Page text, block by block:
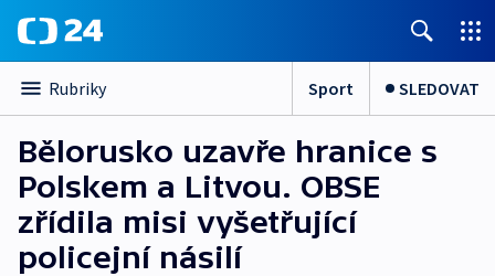
Rubriky Sport SLEDOVAT
Bělorusko uzavře hranice s
Polskem a Litvou. OBSE
zřídila misi vyšetřující
policejní násilí